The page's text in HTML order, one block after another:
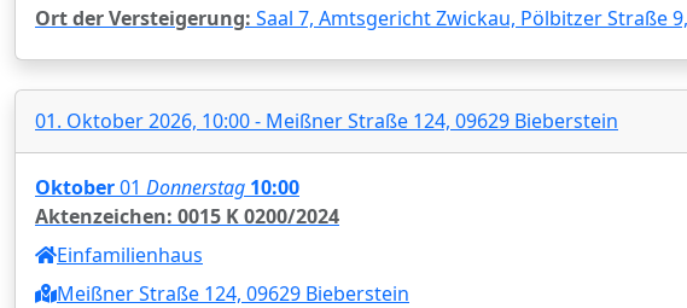
Ort der Versteigerung: Saal 7, Amtsgericht Zwickau, Pölbitzer Straße
01. Oktober 2026, 10:00 - Meißner Straße 124, 09629 Bieberstein
Oktober01 Donnerstag 10:00
Aktenzeichen: 0015 K 0200/2024
Einfamilienhaus
Meißner Straße 124, 09629 Bieberstein